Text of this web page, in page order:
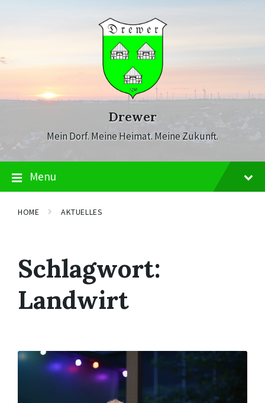
Drewer
Mein Dorf. Meine Heimat. Meine Zukunft.
Menu
HOME AKTUELLES
Schlagwort:
Landwirt
Mehr
erfahren